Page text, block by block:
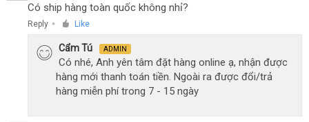
Có ship hàng toàn quốc không nhỉ?
Reply ● Like
Cẩm Tú ADMIN
Có nhé, Anh yên tâm đặt hàng online ạ, nhận được
hàng mới thanh toán tiền. Ngoài ra được đổi/trả
hàng miễn phí trong 7 - 15 ngày